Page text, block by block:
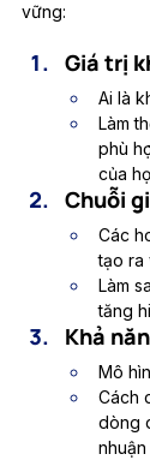
vững:
Giá trị
Ai là
Làm
phù
của
Chuỗi
Các
tạo ra
Làm
tăng
Khả
Mô
Cách
dòng
nhuận